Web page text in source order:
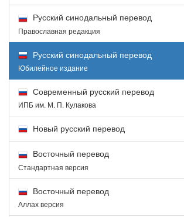
Русский синодальный перевод
Православная редакция
Русский синодальный перевод
Юбилейное издание
Современный русский перевод
ИПБ им. М. П. Кулакова
Новый русский перевод
Восточный перевод
Стандартная версия
Восточный перевод
Аллах версия